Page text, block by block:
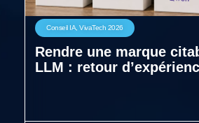
Conseil IA, VivaTech 2026
Rendre une marque
LLM : retour